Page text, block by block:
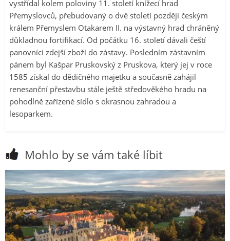
vystřídal kolem poloviny 11. století knížecí hrad
Přemyslovců, přebudovaný o dvě století později českým
králem Přemyslem Otakarem II. na výstavný hrad chráněný
důkladnou fortifikací. Od počátku 16. století dávali čeští
panovníci zdejší zboží do zástavy. Posledním zástavním
pánem byl Kašpar Pruskovský z Pruskova, který jej v roce
1585 získal do dědičného majetku a současně zahájil
renesanční přestavbu stále ještě středověkého hradu na
pohodlně zařízené sídlo s okrasnou zahradou a
lesoparkem.
Mohlo by se vám také líbit